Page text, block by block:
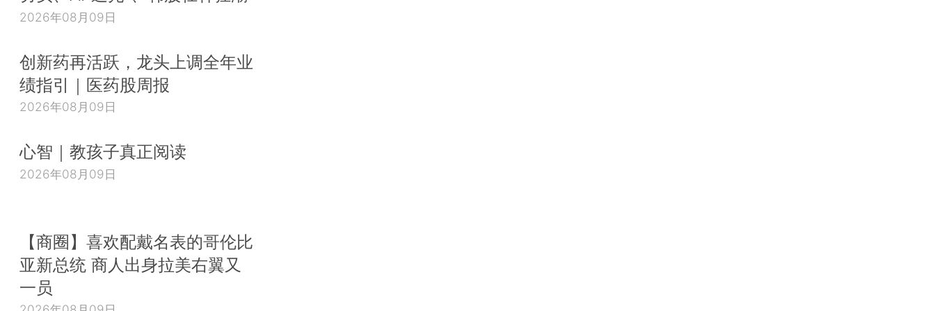
2026年08月09日
创新药再活跃，龙头上调全年业
绩指引｜医药股周报
2026年08月09日
心智｜教孩子真正阅读
2026年08月09日
【商圈】喜欢配戴名表的哥伦比
亚新总统 商人出身拉美右翼又
一员